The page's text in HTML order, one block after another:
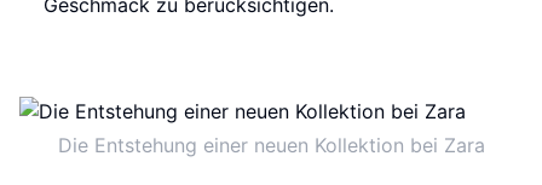
Geschmack zu berücksichtigen.
Die Entstehung einer neuen Kollektion bei Zara